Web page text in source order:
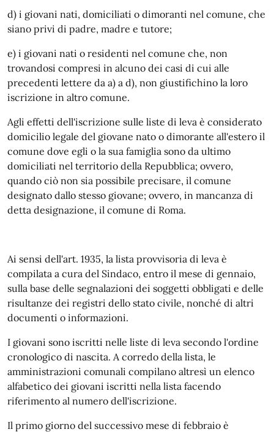
d) i giovani nati, domiciliati o dimoranti nel comune, che
siano privi di padre, madre e tutore;
e) i giovani nati o residenti nel comune che, non
trovandosi compresi in alcuno dei casi di cui alle
precedenti lettere da a) a d), non giustifichino la loro
iscrizione in altro comune.
Agli effetti dell'iscrizione sulle liste di leva è considerato
domicilio legale del giovane nato o dimorante all'estero il
comune dove egli o la sua famiglia sono da ultimo
domiciliati nel territorio della Repubblica; ovvero,
quando ciò non sia possibile precisare, il comune
designato dallo stesso giovane; ovvero, in mancanza di
detta designazione, il comune di Roma.
Ai sensi dell'art. 1935, la lista provvisoria di leva è
compilata a cura del Sindaco, entro il mese di gennaio,
sulla base delle segnalazioni dei soggetti obbligati e delle
risultanze dei registri dello stato civile, nonché di altri
documenti o informazioni.
I giovani sono iscritti nelle liste di leva secondo l'ordine
cronologico di nascita. A corredo della lista, le
amministrazioni comunali compilano altresì un elenco
alfabetico dei giovani iscritti nella lista facendo
riferimento al numero dell'iscrizione.
Il primo giorno del successivo mese di febbraio è